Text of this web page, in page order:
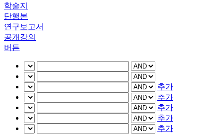
학술지
단행본
연구보고서
공개강의
버튼
추가
추가
추가
추가
추가